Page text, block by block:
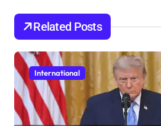
o
Related Posts
International